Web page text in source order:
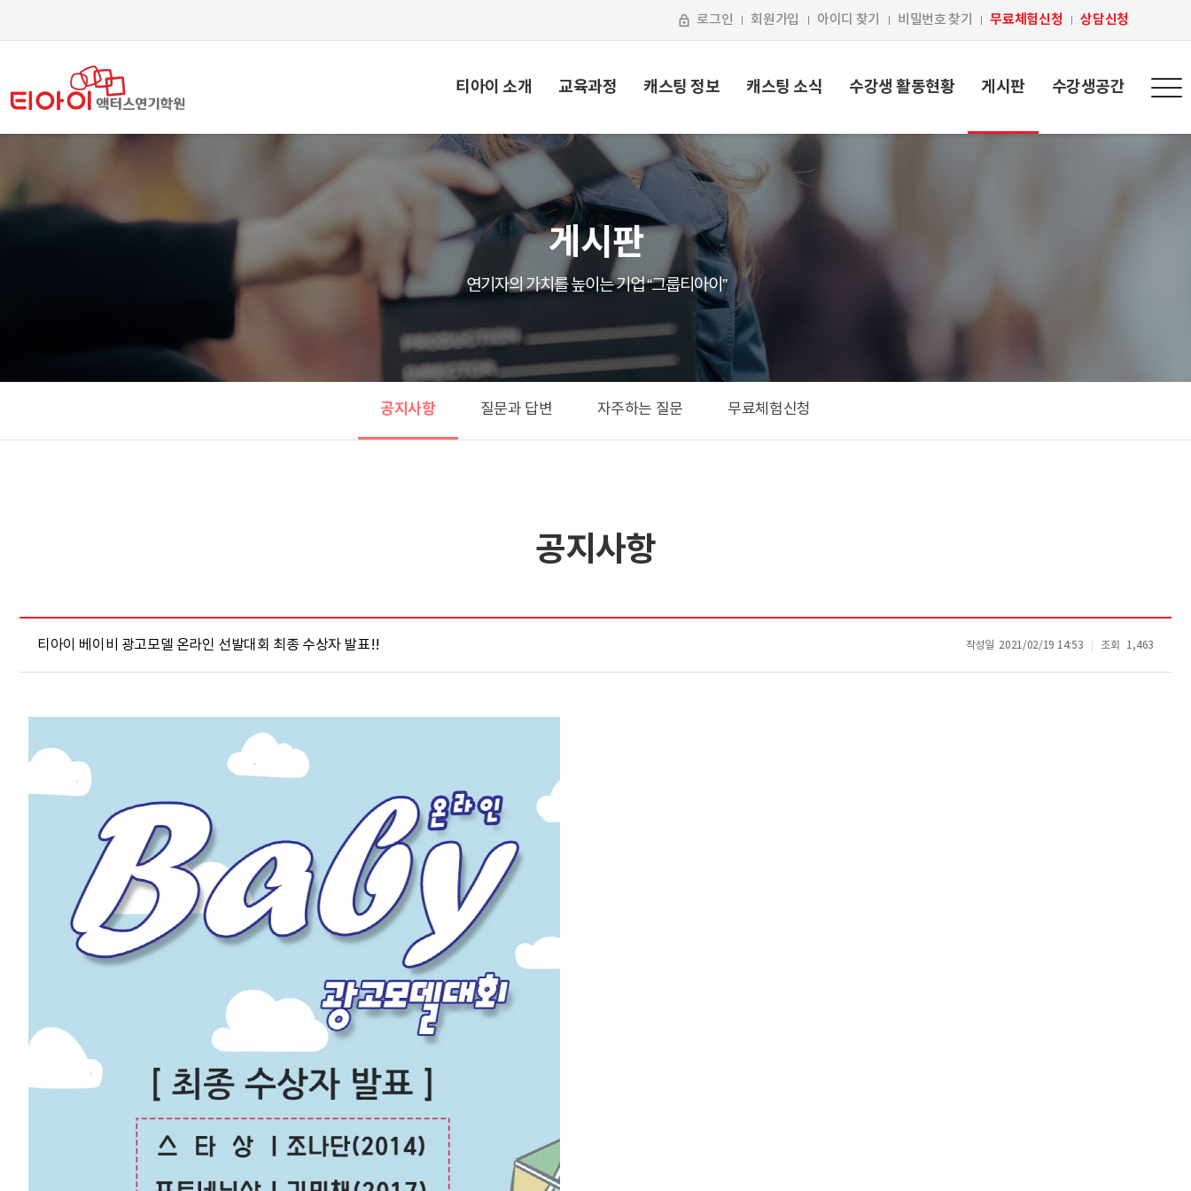
로그인 회원가입 아이디 찾기 비밀번호 찾기 무료체험신청 상담신청
티아이 소개 교육과정 캐스팅 정보 캐스팅 소식 수강생 활동현황 게시판 수강생공간
게시판
연기자의 가치를 높이는 기업 “그룹티아이”
공지사항 질문과 답변 자주하는 질문 무료체험신청
공지사항
티아이 베이비 광고모델 온라인 선발대회 최종 수상자 발표!! 작성일 2021/02/19 14:53 조회 1,463